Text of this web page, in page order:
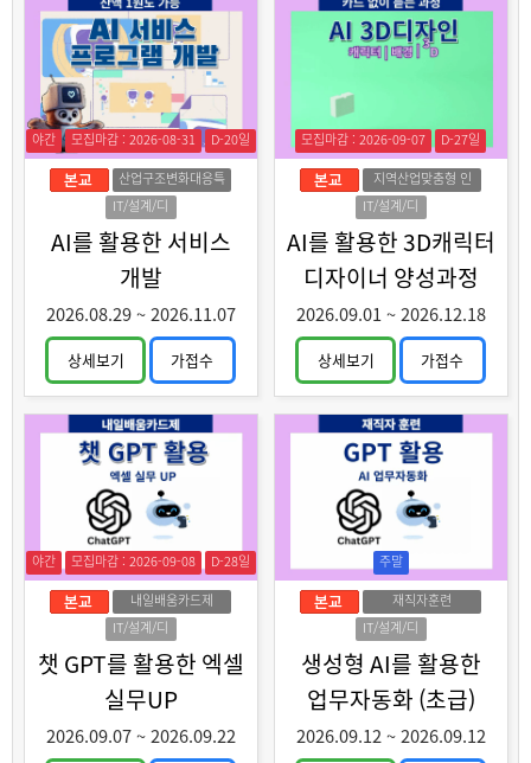
야간 모집마감 : 2026-08-31
D-20일
산업구조변화대응특
화훈련
IT/설계/디
자인
AI를 활용한 서비스
개발
2026.08.29~2026.11.07
상세보기 가접수
모집마감 : 2026-09-07
D-27일
지역산업맞춤형 인
력양성
IT/설계/디
자인
AI를 활용한 3D캐릭터
디자이너 양성과정
2026.09.01~2026.12.18
상세보기 가접수
야간 모집마감 : 2026-09-08
D-28일
내일배움카드제
IT/설계/디
자인
챗 GPT를 활용한 엑셀
실무UP
2026.09.07~2026.09.22
주말
재직자훈련
IT/설계/디
자인
생성형 AI를 활용한
업무자동화 (초급)
2026.09.12~2026.09.12